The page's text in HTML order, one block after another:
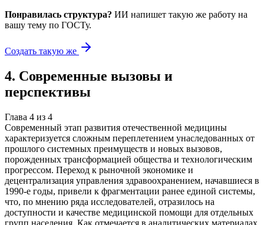
Понравилась структура? ИИ напишет такую же работу на
вашу тему по ГОСТу.
Создать такую же
4. Современные вызовы и
перспективы
Глава 4 из 4
Современный этап развития отечественной медицины
характеризуется сложным переплетением унаследованных от
прошлого системных преимуществ и новых вызовов,
порожденных трансформацией общества и технологическим
прогрессом. Переход к рыночной экономике и
децентрализация управления здравоохранением, начавшиеся в
1990-е годы, привели к фрагментации ранее единой системы,
что, по мнению ряда исследователей, отразилось на
доступности и качестве медицинской помощи для отдельных